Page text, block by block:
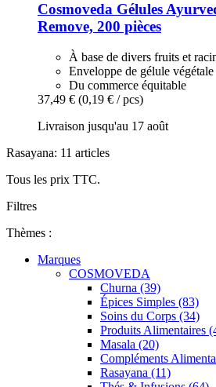
Cosmoveda Gélules
Remove, 200 pièces
À base de divers fruits et
Enveloppe de gélule végétale
Du commerce équitable
37,49 € (0,19 € / pcs)
Livraison jusqu'au 17 août
Rasayana: 11 articles
Tous les prix TTC.
Filtres
Thèmes :
Marques
COSMOVEDA
Churna (39)
Épices Simples (83)
Soins du Corps (34)
Produits Alimentaires
Masala (20)
Compléments
Rasayana (11)